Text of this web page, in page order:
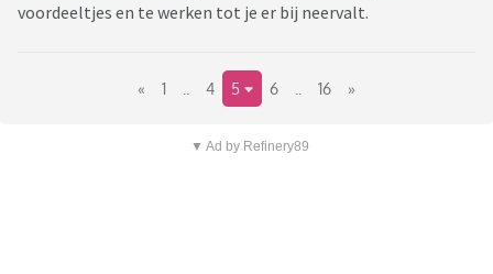
voordeeltjes en te werken tot je er bij neervalt.
« 1 4 5 6 16 »
▼ Ad by Refinery89